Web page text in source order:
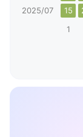
2025/07
15
1